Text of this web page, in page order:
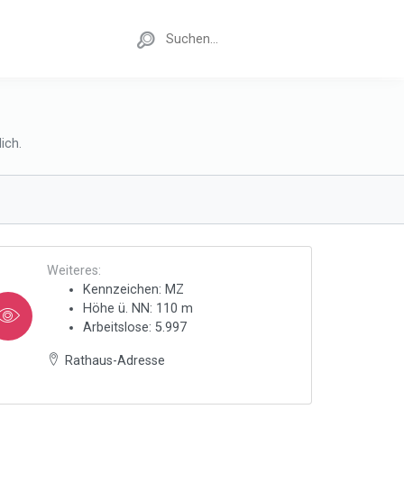
Weiteres:
Kennzeichen: MZ
Höhe ü. NN: 110 m
Arbeitslose: 5.997
Rathaus-Adresse